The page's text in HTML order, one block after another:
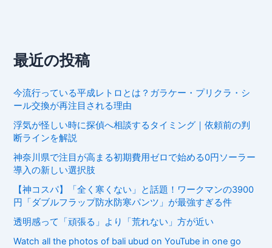
最近の投稿
今流行っている平成レトロとは？ガラケー・プリクラ・シ
ール交換が再注目される理由
浮気が怪しい時に探偵へ相談するタイミング｜依頼前の判
断ラインを解説
神奈川県で注目が高まる初期費用ゼロで始める0円ソーラー
導入の新しい選択肢
【神コスパ】「全く寒くない」と話題！ワークマンの3900
円「ダブルフラップ防水防寒パンツ」が最強すぎる件
透明感って「頑張る」より「荒れない」方が近い
Watch all the photos of bali ubud on YouTube in one go